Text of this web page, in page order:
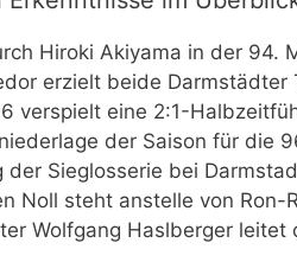
Hiroki Akiyama in der 94.
erzielt beide Darmstädter
verspielt eine 2:1-
der Saison für die
der Sieglosserie bei
Noll steht anstelle von
Wolfgang Haslberger leitet